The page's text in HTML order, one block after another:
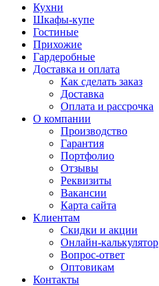
Кухни
Шкафы-купе
Гостиные
Прихожие
Гардеробные
Доставка и оплата
Как сделать заказ
Доставка
Оплата и рассрочка
О компании
Производство
Гарантия
Портфолио
Отзывы
Реквизиты
Вакансии
Карта сайта
Клиентам
Скидки и акции
Онлайн-калькулятор
Вопрос-ответ
Оптовикам
Контакты